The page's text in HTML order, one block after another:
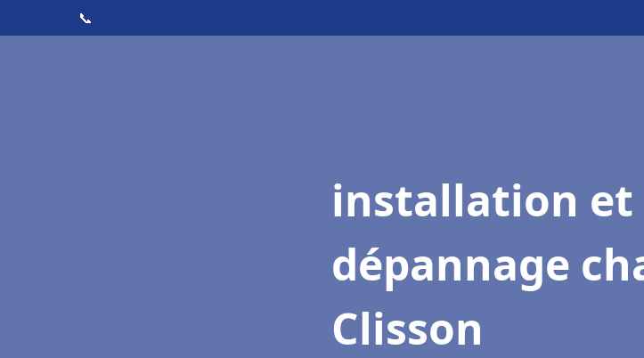
📞
installation et
dépannage
Clisson